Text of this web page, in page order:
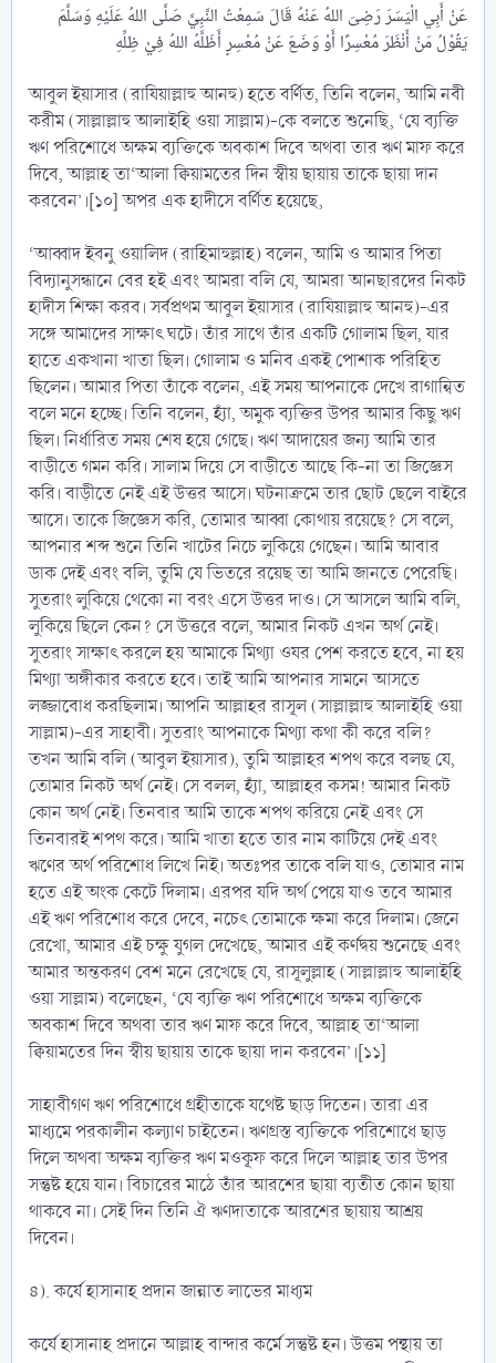
عَنْ أَبِي الْيَسَرَ رَضِىَ اللهُ عَنْهُ قَالَ سَمِعْتُ النَّبِيَّ صَلَّى اللهُ عَلَيْهِ وَسَلَّمَ
আবুল ইয়াসার (রাযিয়াল্লাহু আনহু) হতে বর্ণিত, তিনি বলেন, আমি নবী
করীম (সাল্লাল্লাহু আলাইহি ওয়া সাল্লাম)-কে বলতে শুনেছি, ‘যে ব্যক্তি
ঋণ পরিশোধে অক্ষম ব্যক্তিকে অবকাশ দিবে অথবা তার ঋণ মাফ করে
দিবে, আল্লাহ তা‘আলা ক্বিয়ামতের দিন স্বীয় ছায়ায় তাকে ছায়া দান
করবেন’।[১০] অপর এক হাদীসে বর্ণিত হয়েছে,
‘আব্বাদ ইবনু ওয়ালিদ (রাহিমাহুল্লাহ) বলেন, আমি ও আমার পিতা
বিদ্যানুসন্ধানে বের হই এবং আমরা বলি যে, আমরা আনছারদের নিকট
হাদীস শিক্ষা করব। সর্বপ্রথম আবুল ইয়াসার (রাযিয়াল্লাহু আনহু)-এর
সঙ্গে আমাদের সাক্ষাৎ ঘটে। তাঁর সাথে তাঁর একটি গোলাম ছিল, যার
হাতে একখানা খাতা ছিল। গোলাম ও মনিব একই পোশাক পরিহিত
ছিলেন। আমার পিতা তাঁকে বলেন, এই সময় আপনাকে দেখে রাগান্বিত
বলে মনে হচ্ছে। তিনি বলেন, হ্যাঁ, অমুক ব্যক্তির উপর আমার কিছু ঋণ
ছিল। নির্ধারিত সময় শেষ হয়ে গেছে। ঋণ আদায়ের জন্য আমি তার
বাড়ীতে গমন করি। সালাম দিয়ে সে বাড়ীতে আছে কি-না তা জিজ্ঞেস
করি। বাড়ীতে নেই এই উত্তর আসে। ঘটনাক্রমে তার ছোট ছেলে বাইরে
আসে। তাকে জিজ্ঞেস করি, তোমার আব্বা কোথায় রয়েছে? সে বলে,
আপনার শব্দ শুনে তিনি খাটের নিচে লুকিয়ে গেছেন। আমি আবার
ডাক দেই এবং বলি, তুমি যে ভিতরে রয়েছ তা আমি জানতে পেরেছি।
সুতরাং লুকিয়ে থেকো না বরং এসে উত্তর দাও। সে আসলে আমি বলি,
লুকিয়ে ছিলে কেন? সে উত্তরে বলে, আমার নিকট এখন অর্থ নেই।
সুতরাং সাক্ষাৎ করলে হয় আমাকে মিথ্যা ওযর পেশ করতে হবে, না হয়
মিথ্যা অঙ্গীকার করতে হবে। তাই আমি আপনার সামনে আসতে
লজ্জাবোধ করছিলাম। আপনি আল্লাহর রাসূল (সাল্লাল্লাহু আলাইহি ওয়া
সাল্লাম)-এর সাহাবী। সুতরাং আপনাকে মিথ্যা কথা কী করে বলি?
তখন আমি বলি (আবুল ইয়াসার), তুমি আল্লাহর শপথ করে বলছ যে,
তোমার নিকট অর্থ নেই। সে বলল, হ্যাঁ, আল্লাহর কসম! আমার নিকট
কোন অর্থ নেই। তিনবার আমি তাকে শপথ করিয়ে নেই এবং সে
তিনবারই শপথ করে। আমি খাতা হতে তার নাম কাটিয়ে দেই এবং
ঋণের অর্থ পরিশোধ লিখে নিই। অতঃপর তাকে বলি যাও, তোমার নাম
হতে এই অংক কেটে দিলাম। এরপর যদি অর্থ পেয়ে যাও তবে আমার
এই ঋণ পরিশোধ করে দেবে, নচেৎ তোমাকে ক্ষমা করে দিলাম। জেনে
রেখো, আমার এই চক্ষু যুগল দেখেছে, আমার এই কর্ণদ্বয় শুনেছে এবং
আমার অন্তকরণ বেশ মনে রেখেছে যে, রাসূলুল্লাহ (সাল্লাল্লাহু আলাইহি
ওয়া সাল্লাম) বলেছেন, ‘যে ব্যক্তি ঋণ পরিশোধে অক্ষম ব্যক্তিকে
অবকাশ দিবে অথবা তার ঋণ মাফ করে দিবে, আল্লাহ তা‘আলা
ক্বিয়ামতের দিন স্বীয় ছায়ায় তাকে ছায়া দান করবেন’।[১১]
সাহাবীগণ ঋণ পরিশোধে গ্রহীতাকে যথেষ্ট ছাড় দিতেন। তারা এর
মাধ্যমে পরকালীন কল্যাণ চাইতেন। ঋণগ্রস্ত ব্যক্তিকে পরিশোধে ছাড়
দিলে অথবা অক্ষম ব্যক্তির ঋণ মওকূফ করে দিলে আল্লাহ তার উপর
সন্তুষ্ট হয়ে যান। বিচারের মাঠে তাঁর আরশের ছায়া ব্যতীত কোন ছায়া
থাকবে না। সেই দিন তিনি ঐ ঋণদাতাকে আরশের ছায়ায় আশ্রয়
দিবেন।
৪). কর্যে হাসানাহ প্রদান জান্নাত লাভের মাধ্যম
কর্যে হাসানাহ প্রদানে আল্লাহ বান্দার কর্মে সন্তুষ্ট হন। উত্তম পন্থায় তা